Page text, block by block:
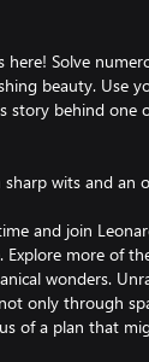
Solve
beauty. Use
story behind one
and join
more of
wonders.
only through